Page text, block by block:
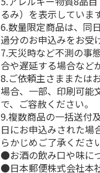
るみ）を表示しています
6.数量限定商品は、同
過分のお申込みをお受
7.天災時など不測の事
合や遅延する場合など
8.ご依頼主さままたは
場合、一部、印刷可能
で、ご容赦ください。
9.複数商品の一括送付
日にお申込みされた場
らかじめご了承くださ
●お酒の飲み口や味に
●日本郵便株式会社本